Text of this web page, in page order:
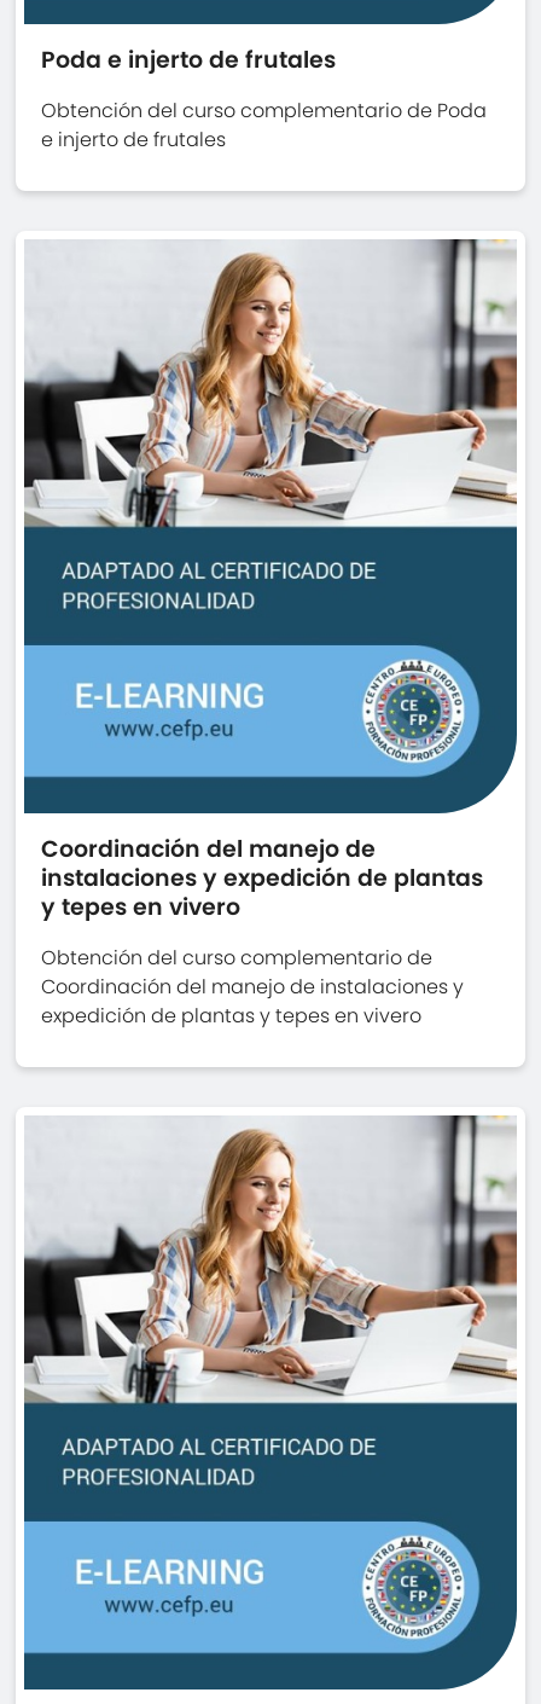
Poda e injerto de frutales
Obtención del curso complementario de Poda
e injerto de frutales
Coordinación del manejo de
instalaciones y expedición de plantas
y tepes en vivero
Obtención del curso complementario de
Coordinación del manejo de instalaciones y
expedición de plantas y tepes en vivero